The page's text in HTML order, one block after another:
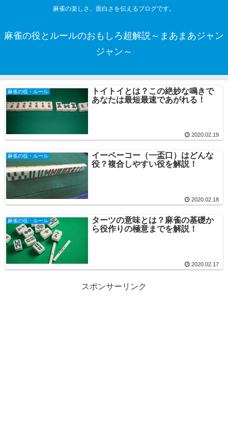
麻雀の楽しさ、面白さを伝えるブログです。
麻雀の役とルールのおもしろ超解説～まあまあジャン
ジャン～
麻雀の役・ルール
トイトイとは？この絶妙な鳴きで
あなたは最短最速であがれる！
2020.02.19
麻雀の役・ルール
イーペーコー（一盃口）はどんな
役？複合しやすい役を解説！
2020.02.18
麻雀の役・ルール
ターツの意味とは？麻雀の基礎か
ら役作りの極意までを解説！
2020.02.17
スポンサーリンク